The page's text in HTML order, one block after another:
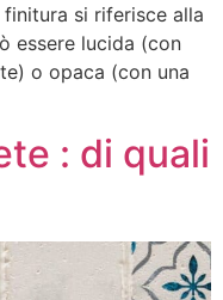
si riferisce alla
essere lucida (con
o opaca (con una
: di quali